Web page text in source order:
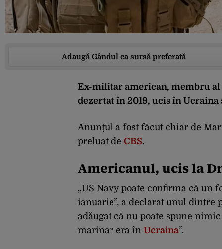
Adaugă Gândul ca sursă preferată
Ex-militar american, membru al
dezertat în 2019, ucis în Ucraina
Anunțul a fost făcut chiar de
preluat de CBS.
Americanul, ucis la
„US Navy poate confirma că un
ianuarie”, a declarat unul
adăugat că nu poate spune
marinar era în Ucraina”.